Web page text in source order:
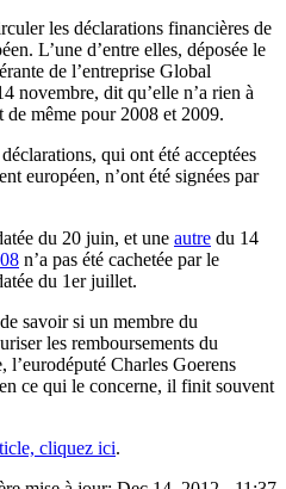
les déclarations financières de
L’une d’entre elles, déposée le
de l’entreprise Global
novembre, dit qu’elle n’a rien à
de même pour 2008 et 2009.
qui ont été acceptées
européen, n’ont été signées par
du 20 juin, et une autre du 14
n’a pas été cachetée par le
du 1er juillet.
savoir si un membre du
les remboursements du
l’eurodéputé Charles Goerens
ce qui le concerne, il finit souvent
cliquez ici.